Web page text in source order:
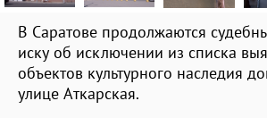
В Саратове продолжаются
иску об исключении из списка
объектов культурного наследия
улице Аткарская.